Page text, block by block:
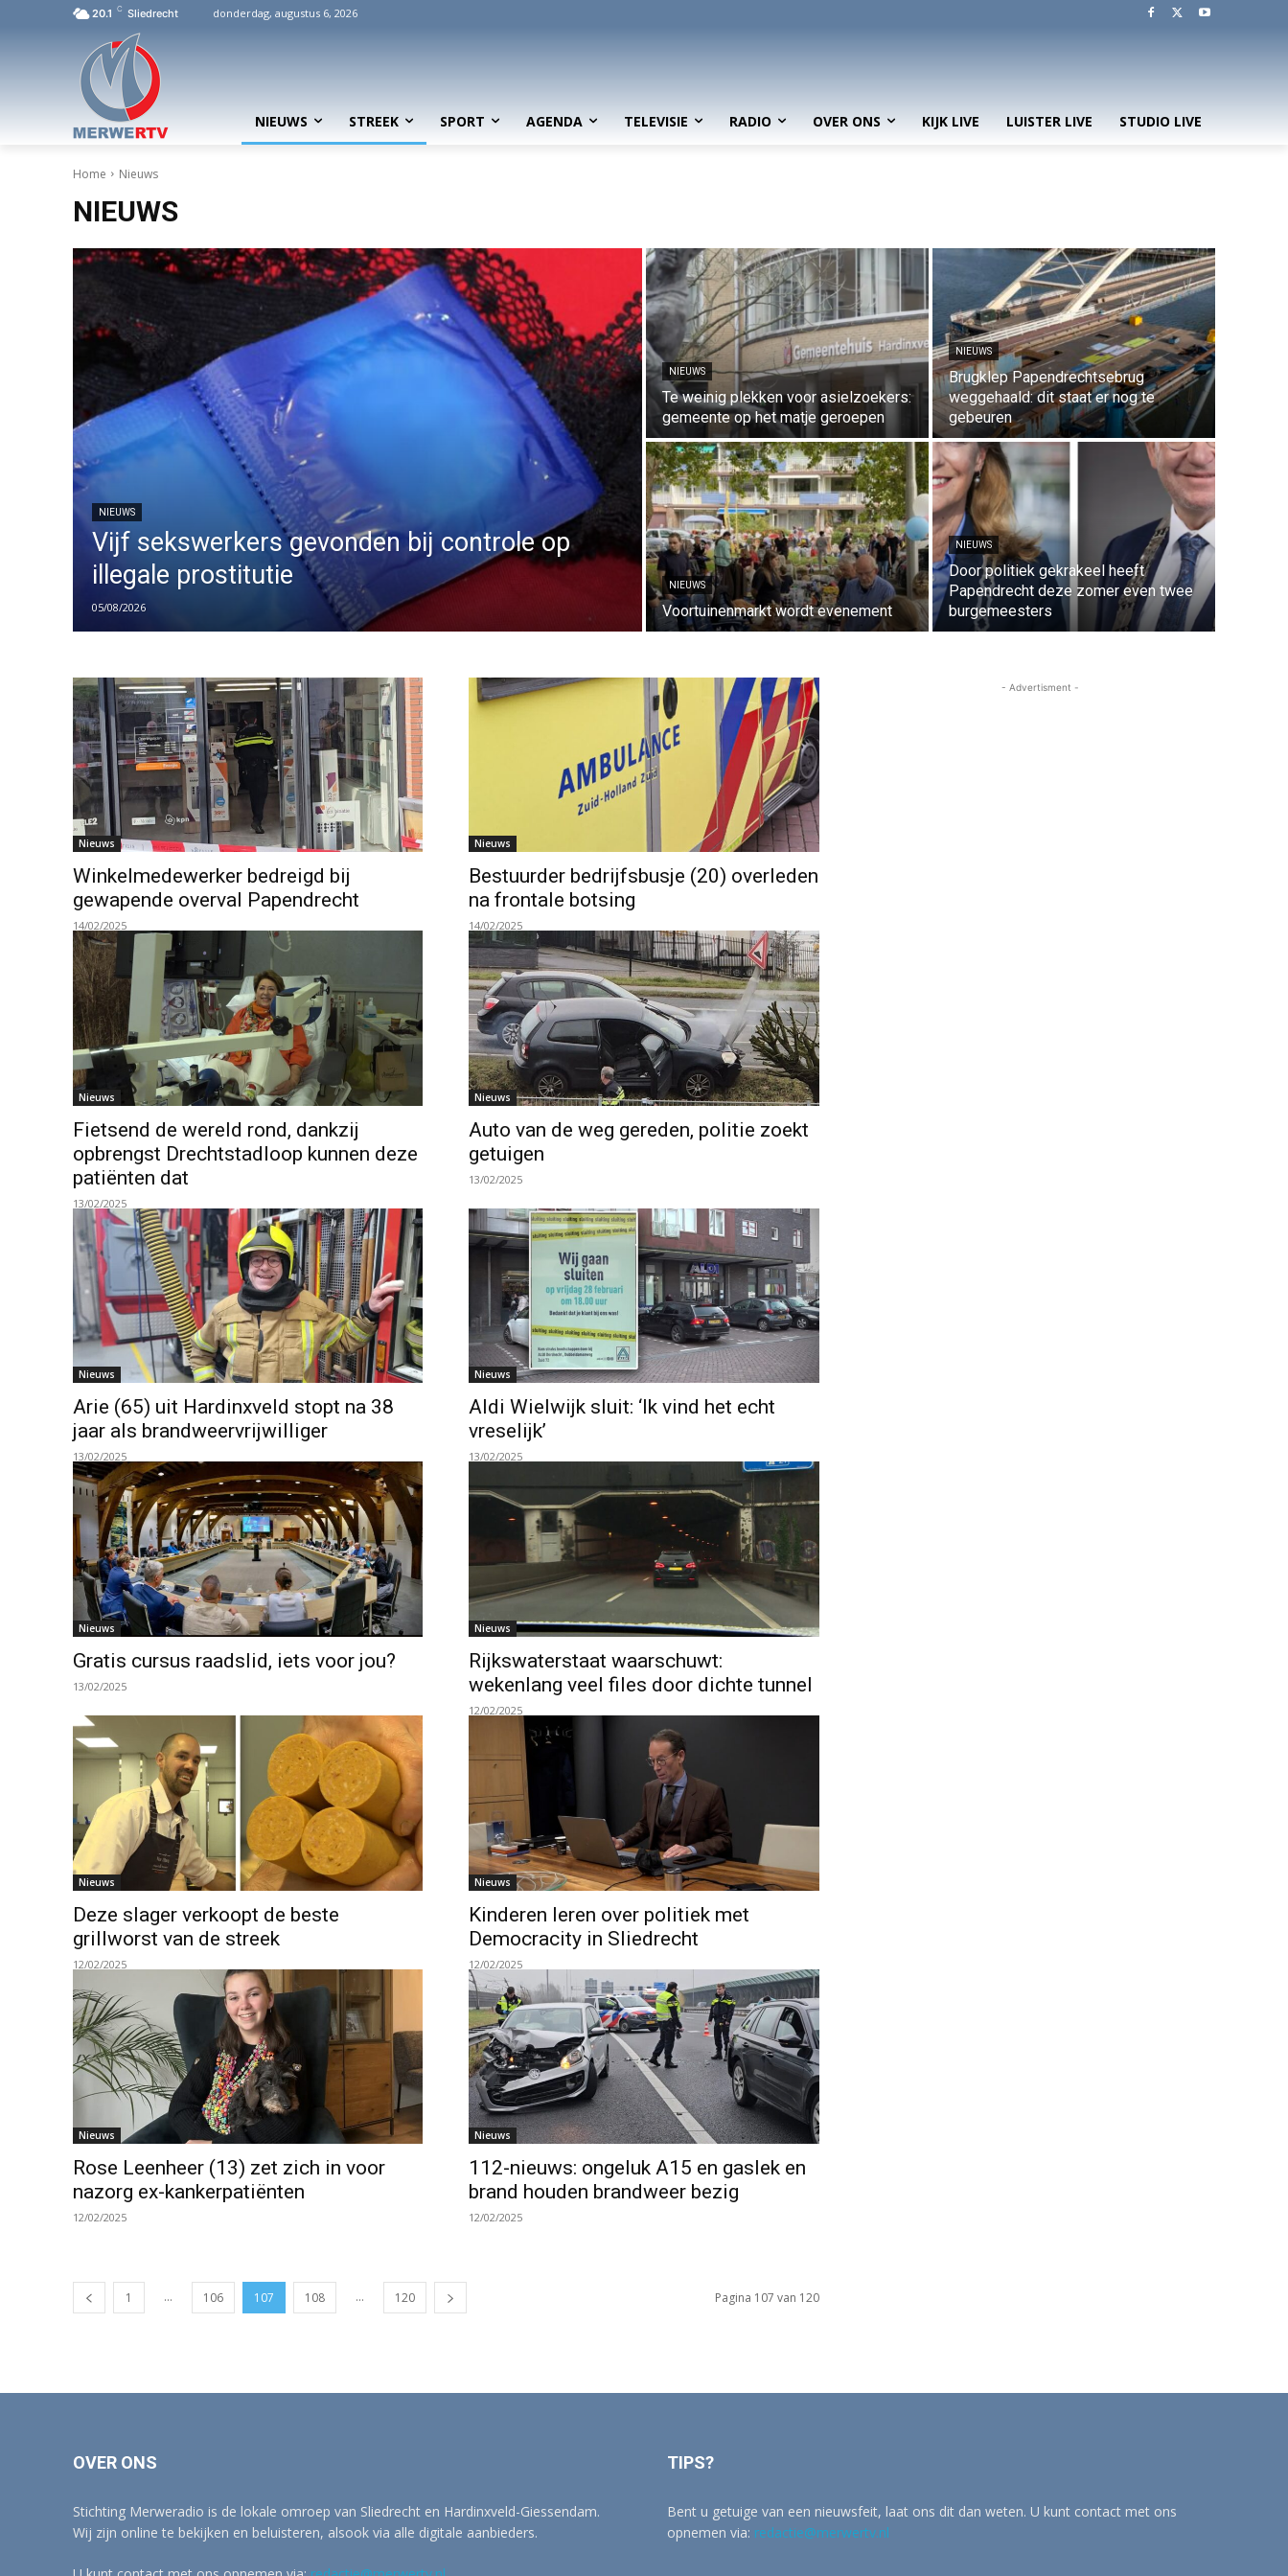
20.1 C Sliedrecht donderdag, augustus 6, 2026
NIEUWS STREEK SPORT AGENDA TELEVISIE RADIO OVER ONS KIJK LIVE LUISTER LIVE STUDIO LIVE
Home Nieuws
NIEUWS
NIEUWS
Vijf sekswerkers gevonden bij controle op
illegale prostitutie
05/08/2026
NIEUWS
Te weinig plekken voor asielzoekers:
gemeente op het matje geroepen
NIEUWS
Brugklep Papendrechtsebrug
weggehaald: dit staat er nog te
gebeuren
NIEUWS
Voortuinenmarkt wordt evenement
NIEUWS
Door politiek gekrakeel heeft
Papendrecht deze zomer even twee
burgemeesters
Nieuws
Winkelmedewerker bedreigd bij
gewapende overval Papendrecht
14/02/2025
Nieuws
Bestuurder bedrijfsbusje (20) overleden
na frontale botsing
14/02/2025
Nieuws
Fietsend de wereld rond, dankzij
opbrengst Drechtstadloop kunnen deze
patiënten dat
13/02/2025
Nieuws
Auto van de weg gereden, politie zoekt
getuigen
13/02/2025
Nieuws
Arie (65) uit Hardinxveld stopt na 38
jaar als brandweervrijwilliger
13/02/2025
Nieuws
Aldi Wielwijk sluit: ‘Ik vind het echt
vreselijk’
13/02/2025
Nieuws
Gratis cursus raadslid, iets voor jou?
13/02/2025
Nieuws
Rijkswaterstaat waarschuwt:
wekenlang veel files door dichte tunnel
12/02/2025
Nieuws
Deze slager verkoopt de beste
grillworst van de streek
12/02/2025
Nieuws
Kinderen leren over politiek met
Democracity in Sliedrecht
12/02/2025
Nieuws
Rose Leenheer (13) zet zich in voor
nazorg ex-kankerpatiënten
12/02/2025
Nieuws
112-nieuws: ongeluk A15 en gaslek en
brand houden brandweer bezig
12/02/2025
1 ... 106 107 108 ... 120 Pagina 107 van 120
- Advertisment -
OVER ONS
Stichting Merweradio is de lokale omroep van Sliedrecht en Hardinxveld-Giessendam.
Wij zijn online te bekijken en beluisteren, alsook via alle digitale aanbieders.
TIPS?
Bent u getuige van een nieuwsfeit, laat ons dit dan weten. U kunt contact met ons
opnemen via: redactie@merwertv.nl